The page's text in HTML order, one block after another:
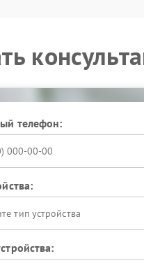
телефон:
тип устройства